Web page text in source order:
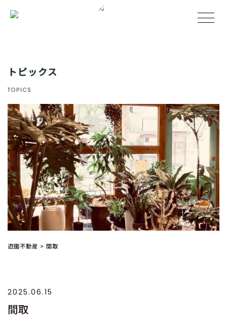
トピックス
TOPICS
遊園不動産 > 間取
2025.06.15
間取